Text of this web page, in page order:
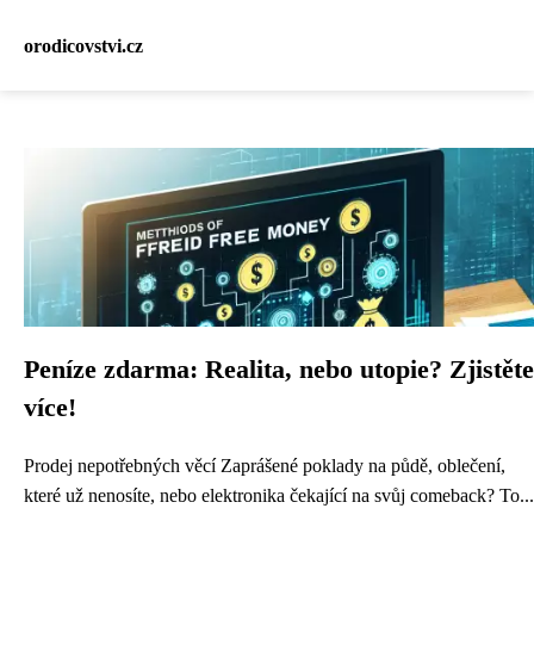
orodicovstvi.cz
Peníze zdarma: Realita, nebo utopie? Zjistěte
více!
Prodej nepotřebných věcí Zaprášené poklady na půdě, oblečení,
které už nenosíte, nebo elektronika čekající na svůj comeback? To...